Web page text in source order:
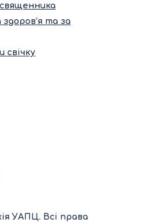
здоров’я та за
свічку
УАПЦ. Всі права